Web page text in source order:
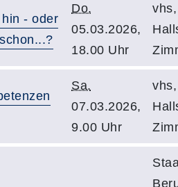
- oder
Do.
05.03.2026,
18.00 Uhr
Sa.
07.03.2026,
9.00 Uhr